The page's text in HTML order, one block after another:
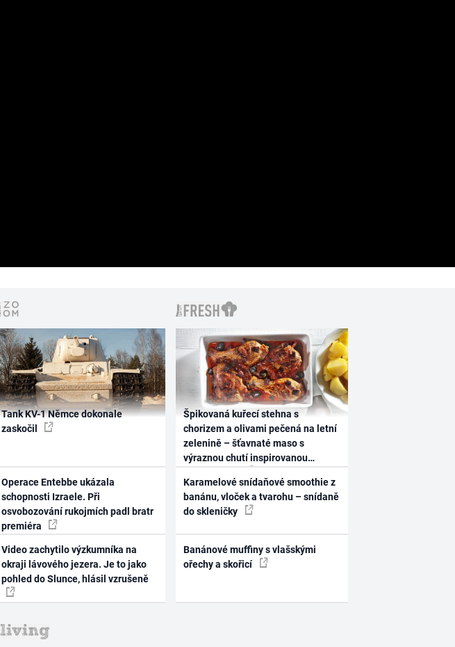
Tank KV-1 Němce dokonale
zaskočil
Operace Entebbe ukázala
schopnosti Izraele. Při
osvobozování rukojmích padl bratr
premiéra
Video zachytilo výzkumníka na
okraji lávového jezera. Je to jako
pohled do Slunce, hlásil vzrušeně
Špikovaná kuřecí stehna s
chorizem a olivami pečená na letní
zelenině – šťavnaté maso s
výraznou chutí inspirovanou
Karamelové snídaňové smoothie z
banánu, vloček a tvarohu – snídaně
do skleničky
Banánové muffiny s vlašskými
ořechy a skořicí